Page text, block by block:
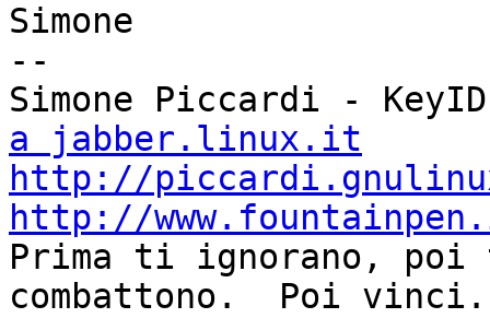
Simone
--
Simone Piccardi -
a jabber.linux.it
http://
http://
Prima ti ignorano,
combattono.  Poi vinci.